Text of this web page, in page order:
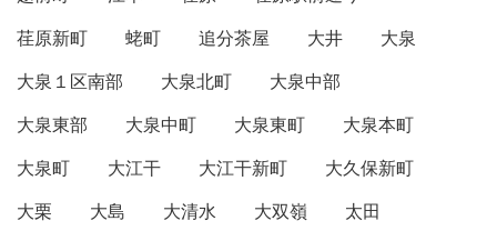
荏原新町
蛯町 追分茶屋 大井
大泉
大泉１区南部
大泉北町
大泉中部
大泉東部
大泉中町 大泉東町
大泉本町
大泉町
大江干 大江干新町
大久保新町
大栗
大島 大清水 大双嶺
太田